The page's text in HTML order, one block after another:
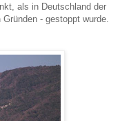
als in Deutschland der
- gestoppt wurde.